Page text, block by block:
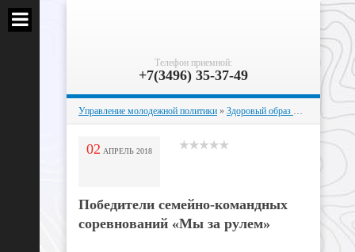
Телефон приемной:
+7(3496) 35-37-49
Управление молодежной политики » Здоровый образ жизни
02 АПРЕЛЬ 2018
Победители семейно-командных
соревнований «Мы за рулем»